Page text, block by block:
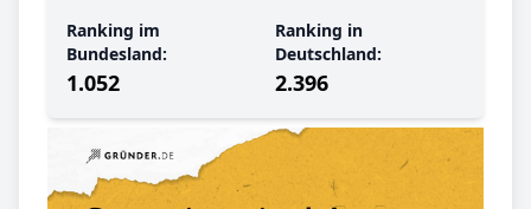
Ranking im
Bundesland:
1.052
Ranking in
Deutschland:
2.396